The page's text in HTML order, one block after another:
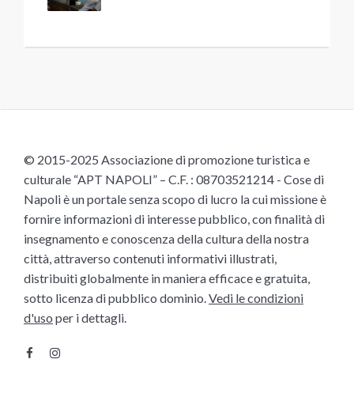
© 2015-2025 Associazione di promozione turistica e
culturale “APT NAPOLI” – C.F. : 08703521214 - Cose di
Napoli è un portale senza scopo di lucro la cui missione è
fornire informazioni di interesse pubblico, con finalità di
insegnamento e conoscenza della cultura della nostra
città, attraverso contenuti informativi illustrati,
distribuiti globalmente in maniera efficace e gratuita,
sotto licenza di pubblico dominio.Vedi le condizioni
d'uso per i dettagli.